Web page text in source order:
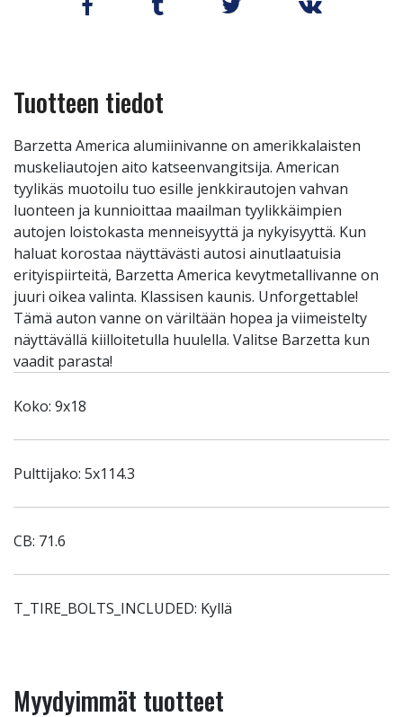
Tuotteen tiedot
Barzetta America alumiinivanne on amerikkalaisten
muskeliautojen aito katseenvangitsija. American
tyylikäs muotoilu tuo esille jenkkirautojen vahvan
luonteen ja kunnioittaa maailman tyylikkäimpien
autojen loistokasta menneisyyttä ja nykyisyyttä. Kun
haluat korostaa näyttävästi autosi ainutlaatuisia
erityispiirteitä, Barzetta America kevytmetallivanne on
juuri oikea valinta. Klassisen kaunis. Unforgettable!
Tämä auton vanne on väriltään hopea ja viimeistelty
näyttävällä kiilloitetulla huulella. Valitse Barzetta kun
vaadit parasta!
Koko: 9x18
Pulttijako: 5x114.3
CB: 71.6
T_TIRE_BOLTS_INCLUDED: Kyllä
Myydyimmät tuotteet